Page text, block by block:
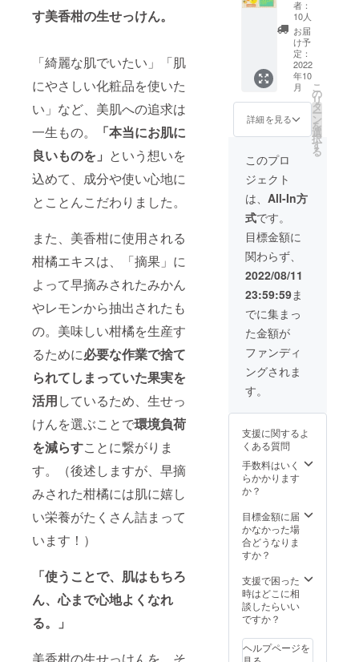
す美香柑の生せっけん。
「綺麗な肌でいたい」「肌
にやさしい化粧品を使いた
い」など、美肌への追求は
一生もの。
「本当にお肌に
良いものを」 という想いを
込めて、成分や使い心地に
とことんこだわりました。
また、美香柑に使用される
柑橘エキスは、「摘果」に
よって早摘みされたみかん
やレモンから抽出されたも
の。美味しい柑橘を生産す
るために必要な作業で捨て
られてしまっていた果実を
活用しているため、生せっ
けんを選ぶことで環境負荷
を減らすことに繋がりま
す。（後述しますが、早摘
みされた柑橘には肌に嬉し
い栄養がたくさん詰まって
います！）
「使うことで、肌はもちろ
ん、心まで心地よくなれ
る。」
個：朝
晩のご
使用で
約30日
分（泡
立て
ネッ
ト・ス
ラ付
き）
今治タ
オルハ
ンカチ
／1枚
Limone
ラン
グ・
ド・
シャ／3
枚 ※
パッ
ケージ
は、ご
支援い
ただく
方に3種
類のデ
ザイン
んでい
ただき
ます。
どの
パッ
ケージ
しみに♪
ｇ／1
個：朝
晩のご
使用で
約30日
分（泡
立て
ネッ
パチュ
ラ付
モンの
けん50
ｇ／1
晩のご
使用で
約30日
分（泡
立て
ト・ス
パチュ
ラ付
き）
Limone
オリジ
ナルレ
／1個
Limone
レモン
ケーキ
／3個 ※
パッ
支援い
ただく
方に3種
から投
票で選
んでい
ただき
どの
方に3種
類のデ
ザイン
から投
票で選
んでい
ただき
ます。
どの
パッ
かお楽
モンの
生せっ
けん50
ｇ／1
個：朝
晩のご
使用で
約30日
分（泡
ト・ス
パチュ
ラ付
き） ※
パッ
ケージ
は、ご
支援い
ただく
方に3種
類のデ
ザイン
から投
票で選
んでい
ただき
ます。
どの
で届く
しみに♪
ん”と”
レモ
ン”弾む
香りの
洗顔
セッ
ト み
かんの
生せっ
けん1個
+レモン
の生
せっけ
ん1個】
愛媛県
大三島
の温州
みかん
果皮エ
キスを
配合し
たみか
んの生
せっけ
んと伊
予レモ
ン果実
エキス
を配合
生せっ
洗顔
セッ
ト。
【セッ
ト内
かんの
生せっ
けん50
ｇ／1
晩のご
使用で
約30日
分（泡
ネッ
ト・ス
者：
10人
お届
け予
定：
2022
年10
月
詳細を見る
こ
の
リ
タ
ー
ン
を
選
択
す
る
このプロ
ジェクト
は、 All-In方
式です。
目標金額に
関わらず、
2022/08/11
23:59:59ま
でに集まっ
た金額が
ファンディ
ングされま
す。
支援に関するよ
くある質問
手数料はいく
らかかります
か？
目標金額に届
かなかった場
合どうなりま
すか？
支援で困った
時はどこに相
談したらいい
ですか？
ヘルプページを